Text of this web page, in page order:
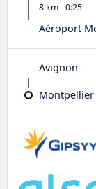
8 km - 0:25
Aéroport
Avignon
Montpellier